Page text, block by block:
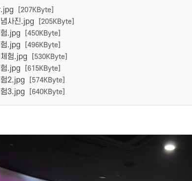
.jpg [207KByte]
사진.jpg [205KByte]
.jpg [450KByte]
.jpg [496KByte]
험.jpg [530KByte]
.jpg [615KByte]
험2.jpg [574KByte]
험3.jpg [640KByte]